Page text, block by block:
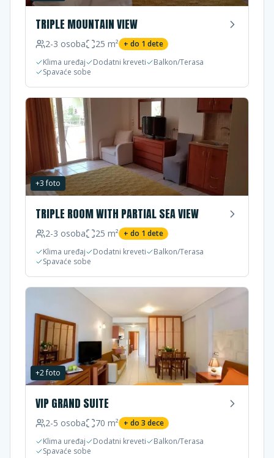
TRIPLE MOUNTAIN VIEW
2-3 osoba 25 m² + do 1 dete
Klima uređaj
Dodatni kreveti
Balkon/Terasa
Spavaće sobe
+3foto
TRIPLE ROOM WITH PARTIAL SEA VIEW
2-3 osoba 25 m² + do 1 dete
Klima uređaj
Dodatni kreveti
Balkon/Terasa
Spavaće sobe
+2foto
VIP GRAND SUITE
2-5 osoba 70 m² + do 3 dece
Klima uređaj
Dodatni kreveti
Balkon/Terasa
Spavaće sobe